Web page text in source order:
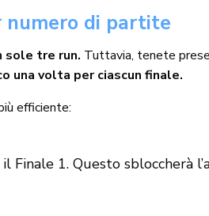
di partite
sole tre run. Tuttavia, tenete
una volta per ciascun finale.
efficiente:
1. Questo sbloccherà